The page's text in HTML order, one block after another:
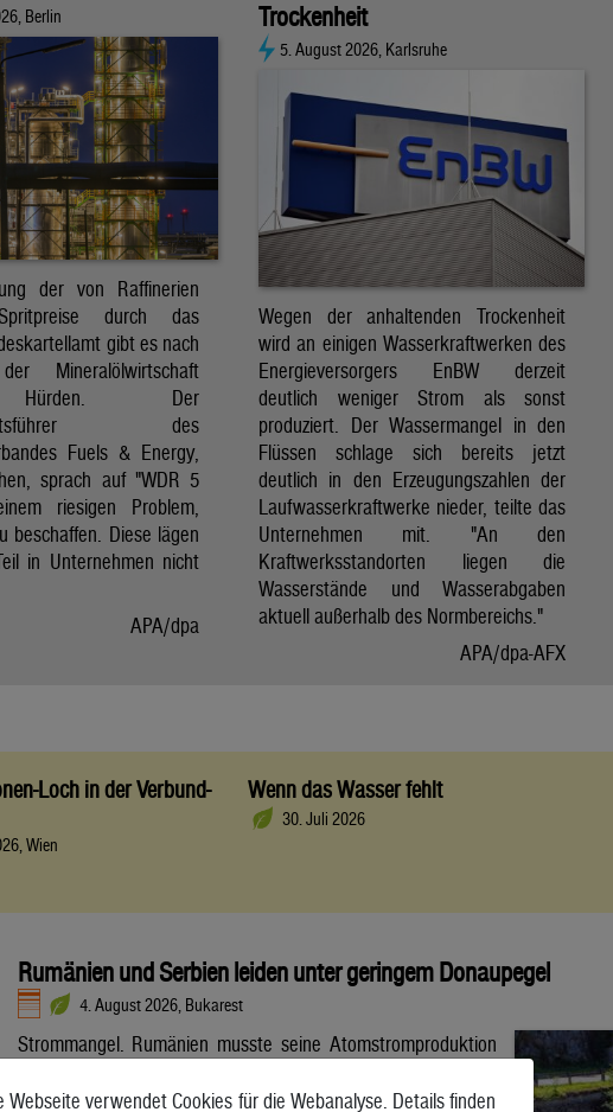
Berlin
der von Raffinerien
durch das
gibt es nach
Mineralölwirtschaft
Der
des
Fuels & Energy,
sprach auf "WDR 5
riesigen Problem,
beschaffen. Diese lägen
in Unternehmen nicht
APA/dpa
Trockenheit
5. August 2026, Karlsruhe
Wegen der anhaltenden Trockenheit
wird an einigen Wasserkraftwerken des
Energieversorgers EnBW derzeit
deutlich weniger Strom als sonst
produziert. Der Wassermangel in den
Flüssen schlage sich bereits jetzt
deutlich in den Erzeugungszahlen der
Laufwasserkraftwerke nieder, teilte das
Unternehmen mit. "An den
Kraftwerksstandorten liegen die
Wasserstände und Wasserabgaben
aktuell außerhalb des Normbereichs."
APA/dpa-AFX
Loch in der Verbund-
Wien
Wenn das Wasser fehlt
30. Juli 2026
Rumänien und Serbien leiden unter geringem Donaupegel
4. August 2026, Bukarest
Strommangel. Rumänien musste seine Atomstromproduktion
Notstand aus. Wegen eines massiven Rückgangs der
Webseite verwendet Cookies für die Webanalyse. Details finden